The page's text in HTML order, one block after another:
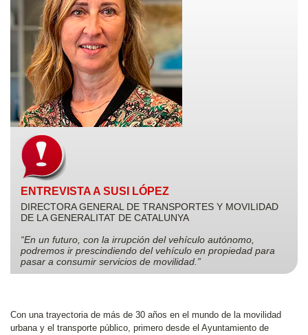
ENTREVISTA A SUSI LÓPEZ
DIRECTORA GENERAL DE TRANSPORTES Y MOVILIDAD
DE LA GENERALITAT DE CATALUNYA
“En un futuro, con la irrupción del vehículo autónomo,
podremos ir prescindiendo del vehículo en propiedad para
pasar a consumir servicios de movilidad.”
Con una trayectoria de más de 30 años en el mundo de la movilidad
urbana y el transporte público, primero desde el Ayuntamiento de